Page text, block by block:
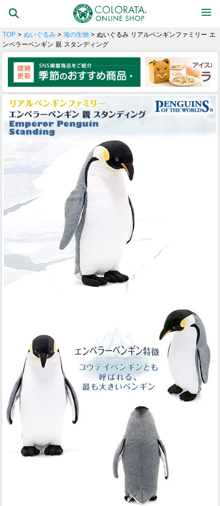
TOP > ぬいぐるみ > 海の生物 > ぬいぐるみ リアルペンギンファミリー エ
ンペラーペンギン 親 スタンディング